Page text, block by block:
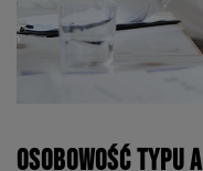
Osobowość typu A